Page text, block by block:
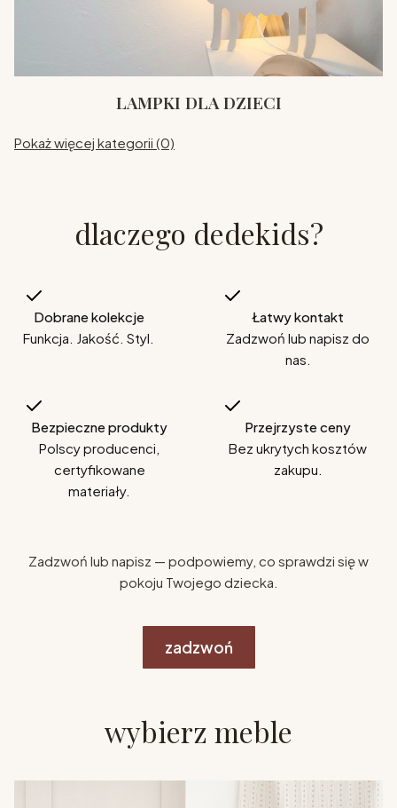
LAMPKI DLA DZIECI
Pokaż więcej kategorii (0)
dlaczego dedekids?
Dobrane kolekcje
Funkcja. Jakość. Styl.
Łatwy kontakt
Zadzwoń lub napisz do
nas.
Bezpieczne produkty
Polscy producenci,
certyfikowane
materiały.
Przejrzyste ceny
Bez ukrytych kosztów
zakupu.
Zadzwoń lub napisz — podpowiemy, co sprawdzi się w
pokoju Twojego dziecka.
zadzwoń
wybierz meble